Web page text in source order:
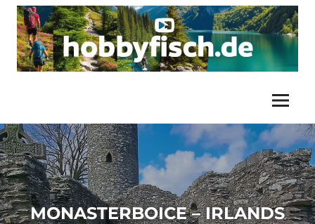
Zum
Inhalt
springen
HOBBYFISCH.DE
Unsere
Touren
Menü
MONASTERBOICE – IRLANDS